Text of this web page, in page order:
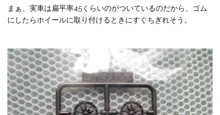
まぁ、実車は扁平率45くらいのがついているのだから、ゴム
にしたらホイールに取り付けるときにすぐちぎれそう。